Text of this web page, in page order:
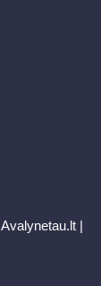
Avalynetau.lt |